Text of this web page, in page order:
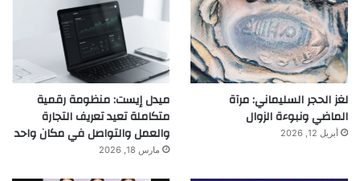
لغز الحجر السليماني: مرآة
الماضي ونبوءة الزوال
أبريل 12, 2026
ميدل إيست: منظومة رقمية
متكاملة تعيد تعريف التجارة
والعمل والتواصل في مكان واحد
مارس 18, 2026